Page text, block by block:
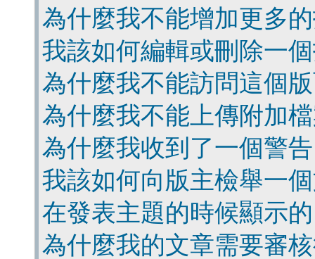
為什麼我不能增加更多
我該如何編輯或刪除一
為什麼我不能訪問這個
為什麼我不能上傳附加
為什麼我收到了一個警
我該如何向版主檢舉一
在發表主題的時候顯示
為什麼我的文章需要審